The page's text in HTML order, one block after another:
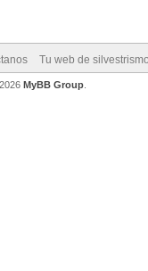
Tu web de
MyBB Group